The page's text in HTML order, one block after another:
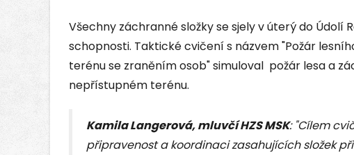
Všechny záchranné složky se sjely v úterý do Údolí
schopnosti. Taktické cvičení s názvem "Požár
terénu se zraněním osob" simuloval požár lesa a
nepřístupném terénu.
Kamila Langerová, mluvčí HZS MSK: "Cílem
připravenost a koordinaci zasahujících složek